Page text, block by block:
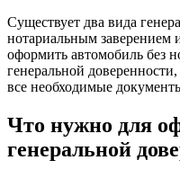
Существует два вида
нотариальным заверением
оформить автомобиль без
генеральной
все необходимые
Что нужно для
генеральной